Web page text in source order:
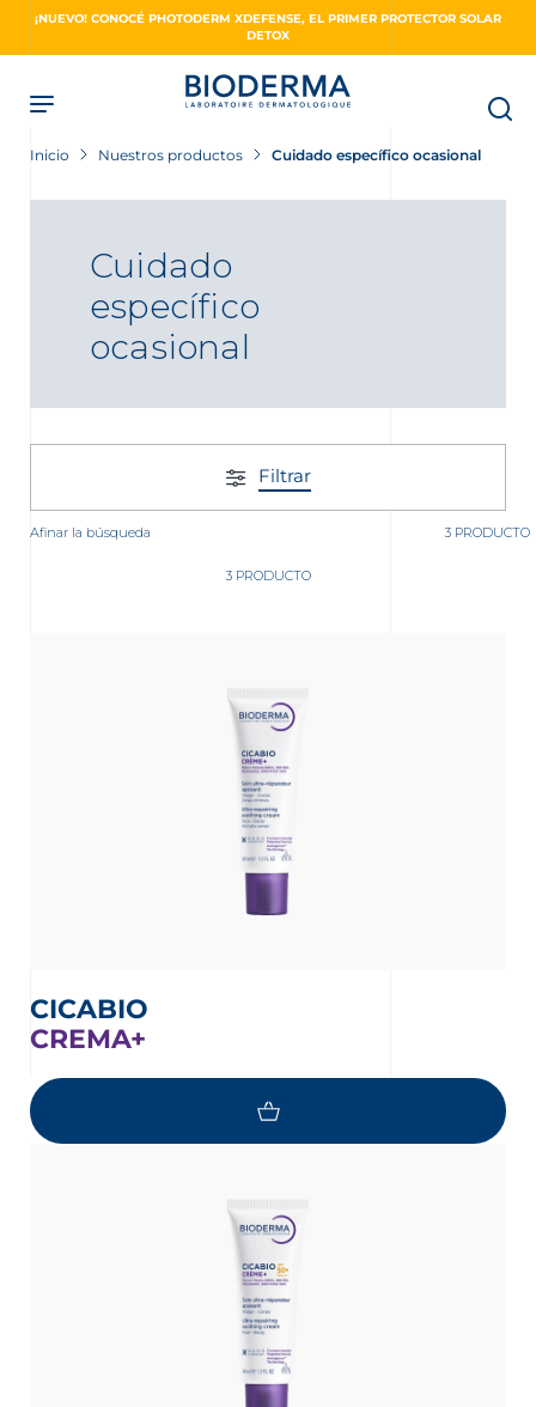
¡NUEVO! CONOCÉ PHOTODERM XDEFENSE, EL PRIMER PROTECTOR SOLAR
DETOX
Inicio Nuestros productos Cuidado específico ocasional
Cuidado
específico
ocasional
Filtrar
Afinar la búsqueda 3 PRODUCTO
3 PRODUCTO
CICABIO
CREMA+